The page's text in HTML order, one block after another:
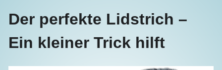
Der perfekte Lidstrich –
Ein kleiner Trick hilft